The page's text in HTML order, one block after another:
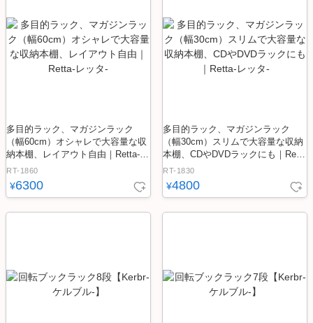
多目的ラック、マガジンラック
（幅60cm）オシャレで大容量な収
納本棚、レイアウト自由｜Retta-レ
ッタ-
RT-1860
¥6300
多目的ラック、マガジンラック
（幅30cm）スリムで大容量な収納
本棚、CDやDVDラックにも｜Retta
-レッタ-
RT-1830
¥4800